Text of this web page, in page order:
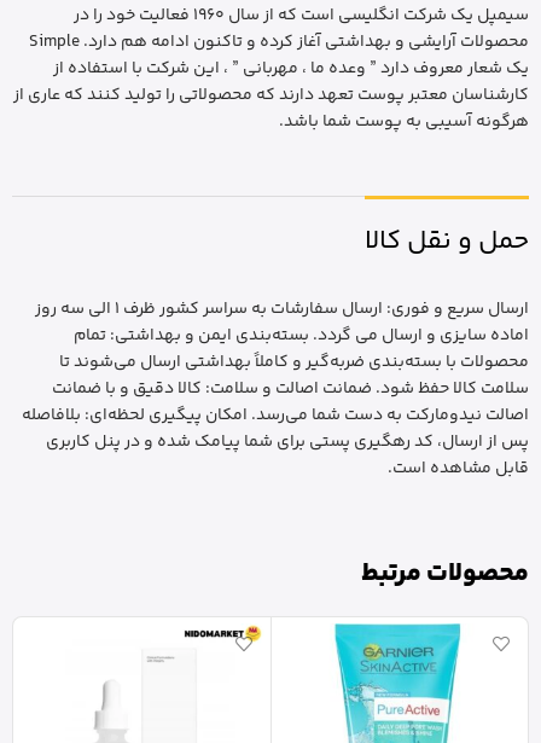
سیمپل یک شرکت انگلیسی است که از سال 1960 فعالیت خود را در
محصولات آرایشی و بهداشتی آغاز کرده و تاکنون ادامه هم دارد. Simple
یک شعار معروف دارد ” وعده ما ، مهربانی ” ، این شرکت با استفاده از
کارشناسان معتبر پوست تعهد دارند که محصولاتی را تولید کنند که عاری از
هرگونه آسیبی به پوست شما باشد.
حمل و نقل کالا
ارسال سریع و فوری: ارسال سفارشات به سراسر کشور ظرف 1 الی سه روز
اماده سایزی و ارسال می گردد. بسته‌بندی ایمن و بهداشتی: تمام
محصولات با بسته‌بندی ضربه‌گیر و کاملاً بهداشتی ارسال می‌شوند تا
سلامت کالا حفظ شود. ضمانت اصالت و سلامت: کالا دقیق و با ضمانت
اصالت نیدومارکت به دست شما می‌رسد. امکان پیگیری لحظه‌ای: بلافاصله
پس از ارسال، کد رهگیری پستی برای شما پیامک شده و در پنل کاربری
قابل مشاهده است.
محصولات مرتبط